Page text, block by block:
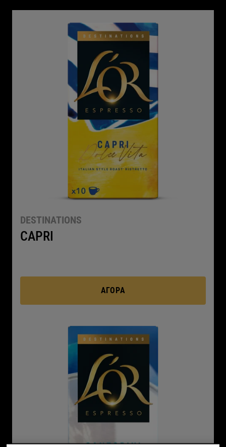
DESTINATIONS
CAPRI
ΑΓΟΡΆ